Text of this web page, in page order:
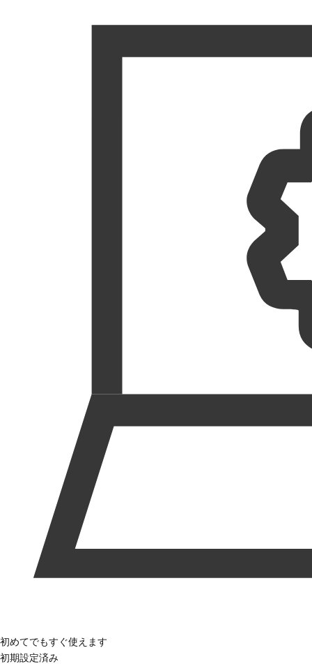
初めてでもすぐ使えます
初期設定済み